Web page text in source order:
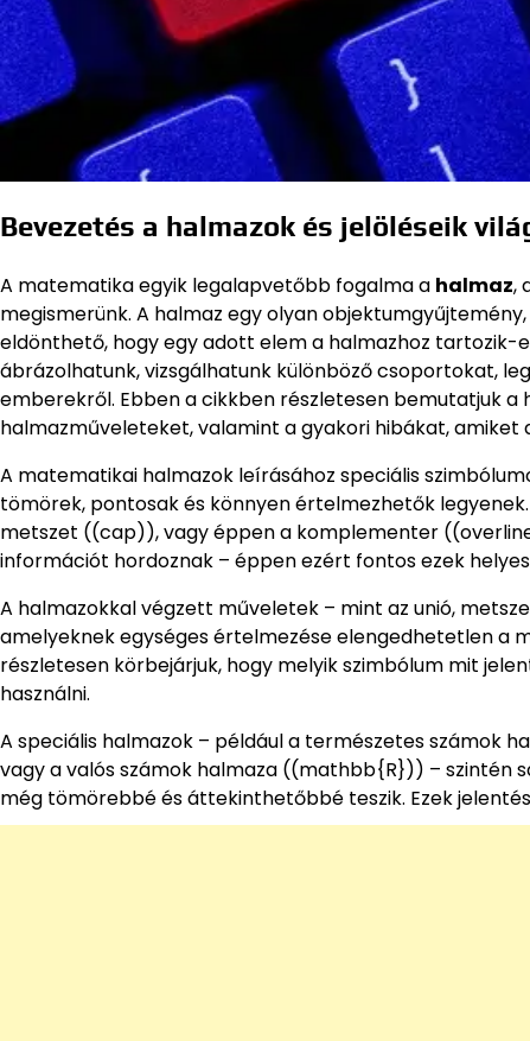
Bevezetés a halmazok és jelöléseik
A matematika egyik legalapvetőbb fogalma a halmaz,
megismerünk. A halmaz egy olyan
eldönthető, hogy egy adott elem a halmazhoz tartozik-
ábrázolhatunk, vizsgálhatunk különböző csoportokat,
emberekről. Ebben a cikkben részletesen bemutatjuk
halmazműveleteket, valamint a gyakori hibákat,
A matematikai halmazok leírásához speciális
tömörek, pontosak és könnyen értelmezhetők
metszet ((cap)), vagy éppen a komplementer
információt hordoznak – éppen ezért fontos ezek
A halmazokkal végzett műveletek – mint az unió,
amelyeknek egységes értelmezése elengedhetetlen a
részletesen körbejárjuk, hogy melyik szimbólum mit
használni.
A speciális halmazok – például a természetes
vagy a valós számok halmaza ((mathbb{R})) – szintén
még tömörebbé és áttekinthetőbbé teszik. Ezek